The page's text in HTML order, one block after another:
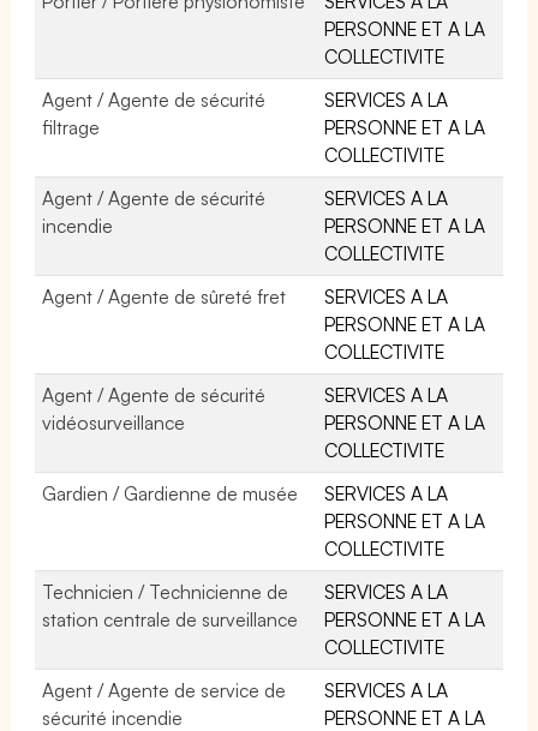
PERSONNE ET A LA
COLLECTIVITE
Agent / Agente de sécurité
filtrage
SERVICES A LA
PERSONNE ET A LA
COLLECTIVITE
Agent / Agente de sécurité
incendie
SERVICES A LA
PERSONNE ET A LA
COLLECTIVITE
Agent / Agente de sûreté fret
SERVICES A LA
PERSONNE ET A LA
COLLECTIVITE
Agent / Agente de sécurité
vidéosurveillance
SERVICES A LA
PERSONNE ET A LA
COLLECTIVITE
Gardien / Gardienne de musée
SERVICES A LA
PERSONNE ET A LA
COLLECTIVITE
Technicien / Technicienne de
station centrale de surveillance
SERVICES A LA
PERSONNE ET A LA
COLLECTIVITE
Agent / Agente de service de
sécurité incendie
SERVICES A LA
PERSONNE ET A LA